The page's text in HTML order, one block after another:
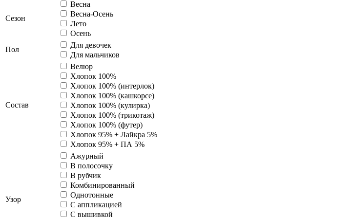
Сезон
Весна
Весна-Осень
Лето
Осень
Пол
Для девочек
Для мальчиков
Состав
Велюр
Хлопок 100%
Хлопок 100% (интерлок)
Хлопок 100% (кашкорсе)
Хлопок 100% (кулирка)
Хлопок 100% (трикотаж)
Хлопок 100% (футер)
Хлопок 95% + Лайкра 5%
Хлопок 95% + ПА 5%
Узор
Ажурный
В полосочку
В рубчик
Комбинированный
Однотонные
С аппликацией
С вышивкой